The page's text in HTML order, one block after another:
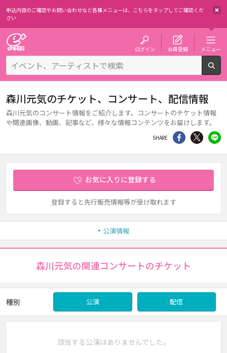
申込内容のご確認やお問い合わせなど各種メニューは、 こちらをタップしてご確認くだ
さい
ログイン 会員登録 メニュー
森川元気のチケット、コンサート、配信情報
森川元気のコンサート情報をご紹介します。コンサートのチケット情報
や関連画像、動画、記事など、様々な情報コンテンツをお届けします。
SHARE シェア Twitter
お気に入りに登録する
登録すると先行販売情報等が受け取れます
公演情報
森川元気の関連コンサートのチケット
種別 公演 配信
該当する公演はありませんでした。